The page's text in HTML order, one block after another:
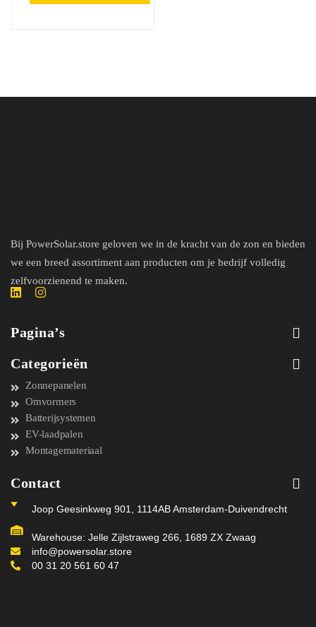
Bij PowerSolar.store geloven we in de kracht van de zon en bieden
we een breed assortiment aan producten om je bedrijf volledig
zelfvoorzienend te maken.
Pagina’s
Categorieën
Zonnepanelen
Omvormers
Batterijsystemen
EV-laadpalen
Montagemateriaal
Contact
Joop Geesinkweg 901, 1114AB Amsterdam-Duivendrecht
Warehouse: Jelle Zijlstraweg 266, 1689 ZX Zwaag
info@powersolar.store
00 31 20 561 60 47